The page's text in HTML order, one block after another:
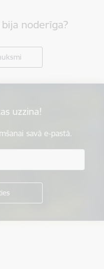
noderīga?
uzzina!
savā e-pastā.